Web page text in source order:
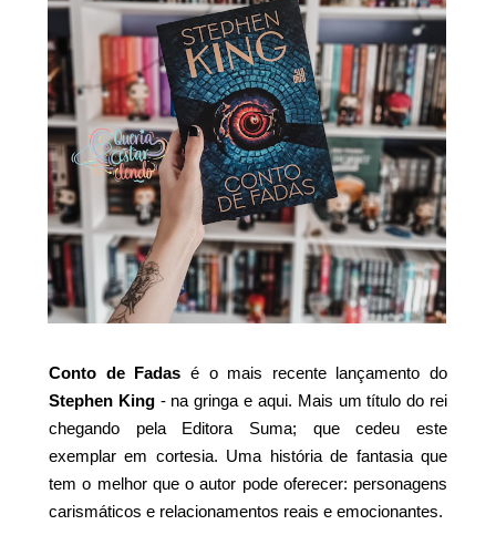
Conto de Fadas é o mais recente lançamento do
Stephen King- na gringa e aqui. Mais um título do rei
chegando pela Editora Suma; que cedeu este
exemplar em cortesia. Uma história de fantasia que
tem o melhor que o autor pode oferecer: personagens
carismáticos e relacionamentos reais e emocionantes.